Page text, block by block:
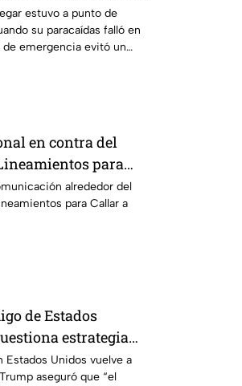
estuvo a punto de
su paracaídas falló en
emergencia evitó un
en contra del
para
alrededor del
para Callar a
de Estados
estrategia
Estados Unidos vuelve a
aseguró que “el